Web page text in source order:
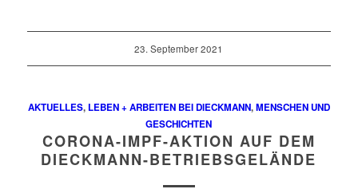
23. September 2021
AKTUELLES, LEBEN + ARBEITEN BEI DIECKMANN,MENSCHEN UND
GESCHICHTEN
CORONA-IMPF-AKTION AUF DEM
DIECKMANN-BETRIEBSGELÄNDE